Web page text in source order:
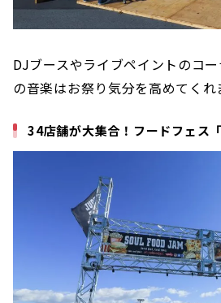
DJブースやライブペイントのコ
の音楽はお祭り気分を高めてくれ
34店舗が大集合！フードフェス